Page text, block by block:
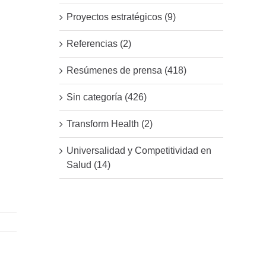
Proyectos estratégicos (9)
Referencias (2)
Resúmenes de prensa (418)
Sin categoría (426)
Transform Health (2)
Universalidad y Competitividad en
Salud (14)